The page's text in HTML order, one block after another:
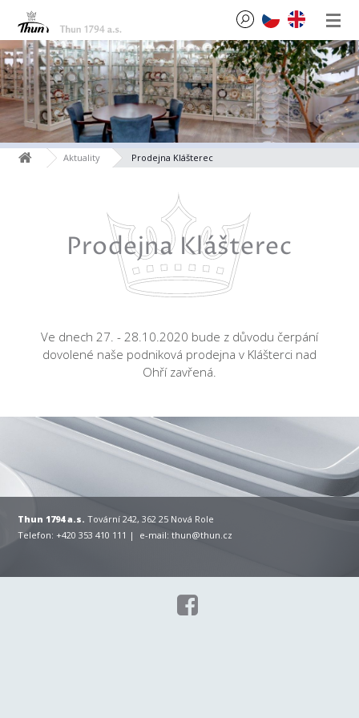
Aktuality Prodejna Klášterec
Prodejna Klášterec
Ve dnech 27. - 28.10.2020 bude z důvodu čerpání
dovolené naše podniková prodejna v Klášterci nad
Ohří zavřená.
Thun 1794 a.s. Tovární 242, 362 25 Nová Role
Telefon: +420 353 410 111 | e-mail:thun@thun.cz